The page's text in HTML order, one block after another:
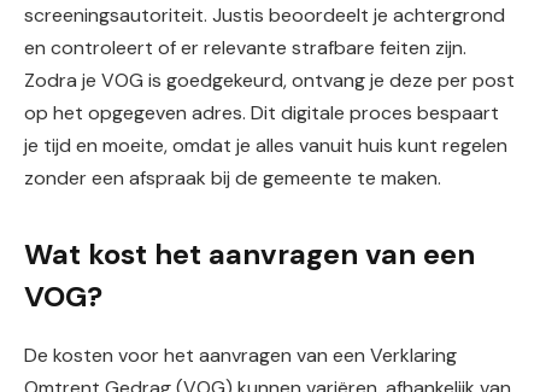
screeningsautoriteit. Justis beoordeelt je achtergrond
en controleert of er relevante strafbare feiten zijn.
Zodra je VOG is goedgekeurd, ontvang je deze per post
op het opgegeven adres. Dit digitale proces bespaart
je tijd en moeite, omdat je alles vanuit huis kunt regelen
zonder een afspraak bij de gemeente te maken.
Wat kost het aanvragen van een
VOG?
De kosten voor het aanvragen van een Verklaring